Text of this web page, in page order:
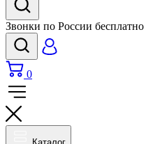
Звонки по России бесплатно
0